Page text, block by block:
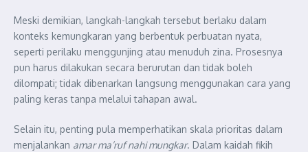
Meski demikian, langkah-langkah tersebut berlaku dalam
konteks kemungkaran yang berbentuk perbuatan nyata,
seperti perilaku menggunjing atau menuduh zina. Prosesnya
pun harus dilakukan secara berurutan dan tidak boleh
dilompati; tidak dibenarkan langsung menggunakan cara yang
paling keras tanpa melalui tahapan awal.
Selain itu, penting pula memperhatikan skala prioritas dalam
menjalankan amar ma’ruf nahi mungkar. Dalam kaidah fikih